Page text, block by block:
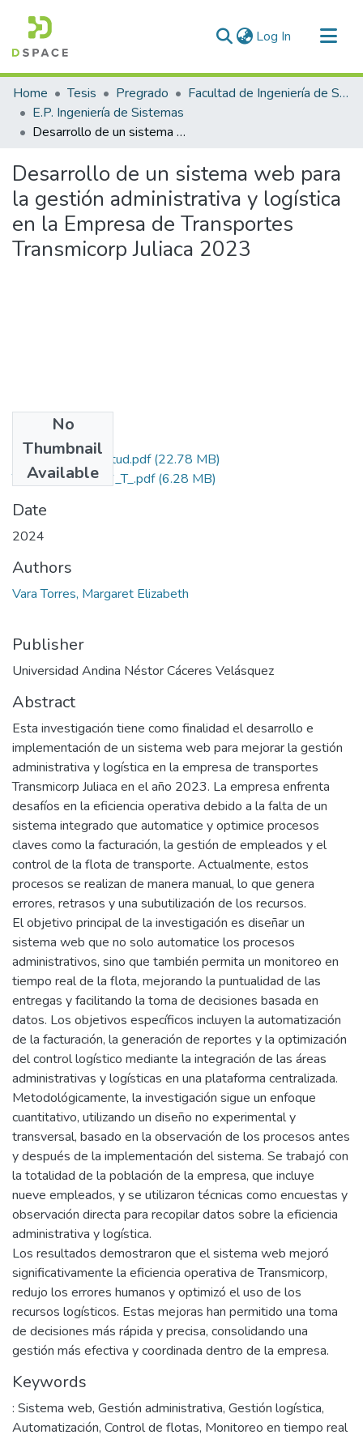
Log In (current)
Communities & Collections
All of DSpace
Statistics
Home Tesis Pregrado
Facultad de Ingeniería de Sistemas
E.P. Ingeniería de Sistemas
Desarrollo de un sistema web para la gestión administrativa y logística en la Empresa de Transportes Transmicorp Juliaca 2023
Desarrollo de un sistema web para
la gestión administrativa y logística
en la Empresa de Transportes
Transmicorp Juliaca 2023
No
Thumbnail
Available
Grado de Similitud.pdf(22.78 MB)
T036_47234816_T_.pdf(6.28 MB)
Date
2024
Authors
Vara Torres, Margaret Elizabeth
Publisher
Universidad Andina Néstor Cáceres Velásquez
Abstract
Esta investigación tiene como finalidad el desarrollo e
implementación de un sistema web para mejorar la gestión
administrativa y logística en la empresa de transportes
Transmicorp Juliaca en el año 2023. La empresa enfrenta
desafíos en la eficiencia operativa debido a la falta de un
sistema integrado que automatice y optimice procesos
claves como la facturación, la gestión de empleados y el
control de la flota de transporte. Actualmente, estos
procesos se realizan de manera manual, lo que genera
errores, retrasos y una subutilización de los recursos.
El objetivo principal de la investigación es diseñar un
sistema web que no solo automatice los procesos
administrativos, sino que también permita un monitoreo en
tiempo real de la flota, mejorando la puntualidad de las
entregas y facilitando la toma de decisiones basada en
datos. Los objetivos específicos incluyen la automatización
de la facturación, la generación de reportes y la optimización
del control logístico mediante la integración de las áreas
administrativas y logísticas en una plataforma centralizada.
Metodológicamente, la investigación sigue un enfoque
cuantitativo, utilizando un diseño no experimental y
transversal, basado en la observación de los procesos antes
y después de la implementación del sistema. Se trabajó con
la totalidad de la población de la empresa, que incluye
nueve empleados, y se utilizaron técnicas como encuestas y
observación directa para recopilar datos sobre la eficiencia
administrativa y logística.
Los resultados demostraron que el sistema web mejoró
significativamente la eficiencia operativa de Transmicorp,
redujo los errores humanos y optimizó el uso de los
recursos logísticos. Estas mejoras han permitido una toma
de decisiones más rápida y precisa, consolidando una
gestión más efectiva y coordinada dentro de la empresa.
Keywords
: Sistema web, Gestión administrativa, Gestión logística,
Automatización, Control de flotas, Monitoreo en tiempo real